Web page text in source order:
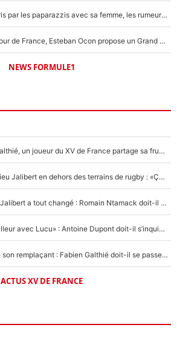
F1 : Charles Leclerc surpris par les paparazzis avec sa femme, les rumeurs étaient vraies !
Comme pour le final du Tour de France, Esteban Ocon propose un Grand Prix de Formule 1 à Paris : «Autour de l’Arc de Triomphe, ce serait génial» !
NEWS FORMULE1
Mis de côté par Fabien Galthié, un joueur du XV de France partage sa frustration : «ils ne me l’ont pas dit tout de suite»
La raison d'être de Matthieu Jalibert en dehors des terrains de rugby : «Ça m'atteint autant que si tu touches à un membre de ma famille»
XV de France - Matthieu Jalibert a tout changé : Romain Ntamack doit-il s’inquiéter pour sa place à un an de la Coupe du monde ?
«Le XV de France est meilleur avec Lucu» : Antoine Dupont doit-il s’inquiéter pour sa place ?
Le XV de France a trouvé son remplaçant : Fabien Galthié doit-il se passer d'Antoine Dupont ?
ACTUS XV DE FRANCE